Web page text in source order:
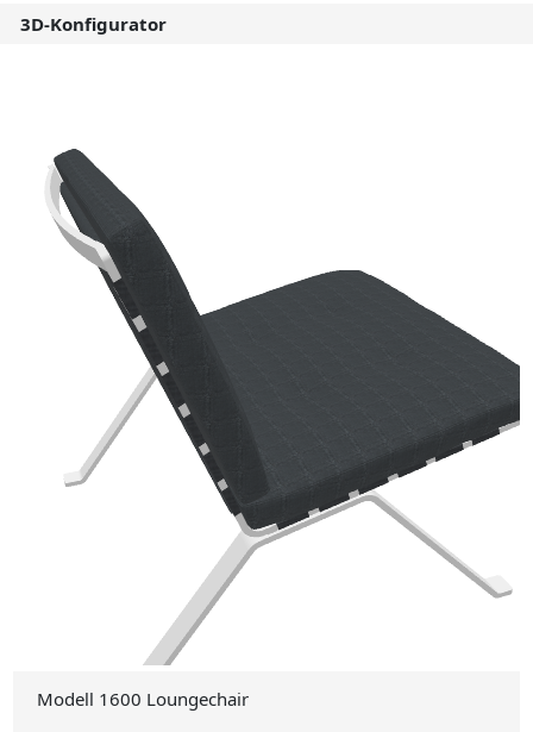
3D-Konfigurator
Modell 1600 Loungechair